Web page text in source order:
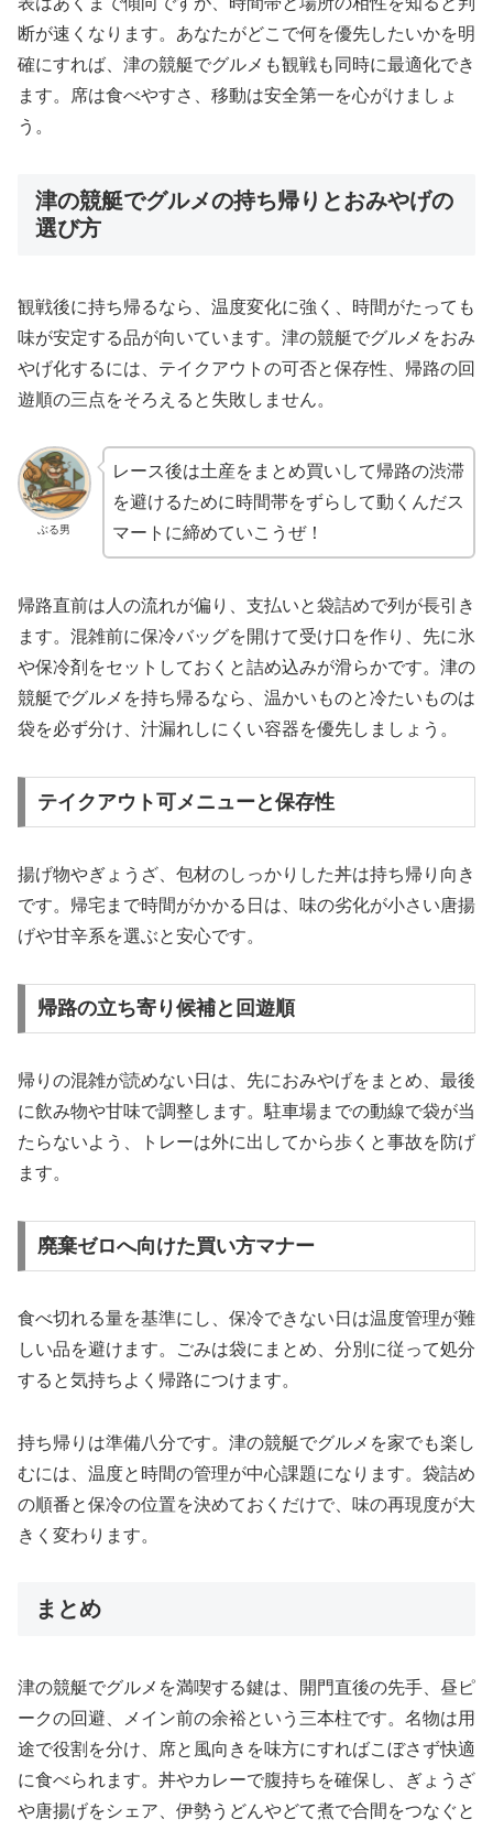
断が速くなります。あなたがどこで何を優先したいかを明
確にすれば、津の競艇でグルメも観戦も同時に最適化でき
ます。席は食べやすさ、移動は安全第一を心がけましょ
う。
津の競艇でグルメの持ち帰りとおみやげの
選び方
観戦後に持ち帰るなら、温度変化に強く、時間がたっても
味が安定する品が向いています。津の競艇でグルメをおみ
やげ化するには、テイクアウトの可否と保存性、帰路の回
遊順の三点をそろえると失敗しません。
ぶる男
レース後は土産をまとめ買いして帰路の渋滞
を避けるために時間帯をずらして動くんだス
マートに締めていこうぜ！
帰路直前は人の流れが偏り、支払いと袋詰めで列が長引き
ます。混雑前に保冷バッグを開けて受け口を作り、先に氷
や保冷剤をセットしておくと詰め込みが滑らかです。津の
競艇でグルメを持ち帰るなら、温かいものと冷たいものは
袋を必ず分け、汁漏れしにくい容器を優先しましょう。
テイクアウト可メニューと保存性
揚げ物やぎょうざ、包材のしっかりした丼は持ち帰り向き
です。帰宅まで時間がかかる日は、味の劣化が小さい唐揚
げや甘辛系を選ぶと安心です。
帰路の立ち寄り候補と回遊順
帰りの混雑が読めない日は、先におみやげをまとめ、最後
に飲み物や甘味で調整します。駐車場までの動線で袋が当
たらないよう、トレーは外に出してから歩くと事故を防げ
ます。
廃棄ゼロへ向けた買い方マナー
食べ切れる量を基準にし、保冷できない日は温度管理が難
しい品を避けます。ごみは袋にまとめ、分別に従って処分
すると気持ちよく帰路につけます。
持ち帰りは準備八分です。津の競艇でグルメを家でも楽し
むには、温度と時間の管理が中心課題になります。袋詰め
の順番と保冷の位置を決めておくだけで、味の再現度が大
きく変わります。
まとめ
津の競艇でグルメを満喫する鍵は、開門直後の先手、昼ピ
ークの回避、メイン前の余裕という三本柱です。名物は用
途で役割を分け、席と風向きを味方にすればこぼさず快適
に食べられます。丼やカレーで腹持ちを確保し、ぎょうざ
や唐揚げをシェア、伊勢うどんやどて煮で合間をつなぐと